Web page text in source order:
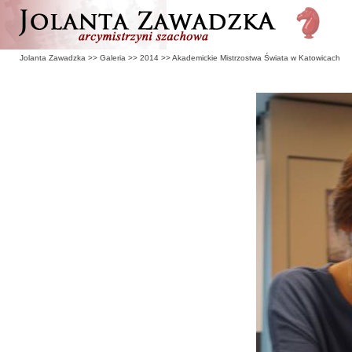
Jolanta Zawadzka >> Galeria >> 2014 >>Akademickie Mistrzostwa Świata w Katowicach